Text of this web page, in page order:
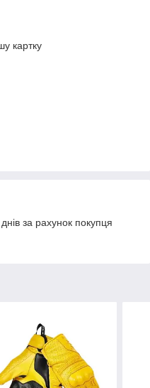
картку
за рахунок покупця